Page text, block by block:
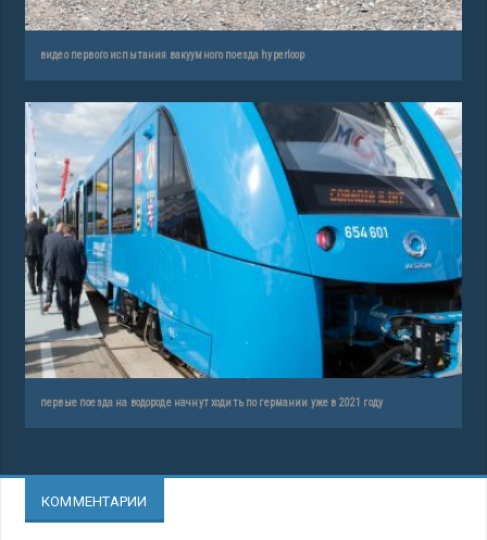
видео первого испытания вакуумного поезда hyperloop
первые поезда на водороде начнут ходить по германии уже в 2021 году
КОММЕНТАРИИ